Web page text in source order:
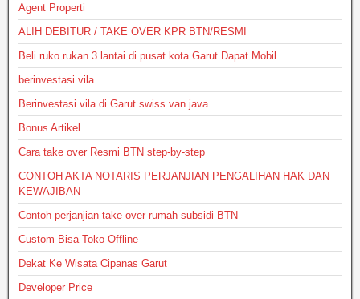
Agent Properti
ALIH DEBITUR / TAKE OVER KPR BTN/RESMI
Beli ruko rukan 3 lantai di pusat kota Garut Dapat Mobil
berinvestasi vila
Berinvestasi vila di Garut swiss van java
Bonus Artikel
Cara take over Resmi BTN step-by-step
CONTOH AKTA NOTARIS PERJANJIAN PENGALIHAN HAK DAN
KEWAJIBAN
Contoh perjanjian take over rumah subsidi BTN
Custom Bisa Toko Offline
Dekat Ke Wisata Cipanas Garut
Developer Price